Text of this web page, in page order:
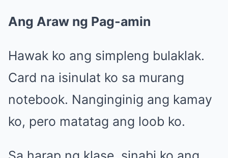
Ang Araw ng Pag-amin
Hawak ko ang simpleng bulaklak.
Card na isinulat ko sa murang
notebook. Nanginginig ang kamay
ko, pero matatag ang loob ko.